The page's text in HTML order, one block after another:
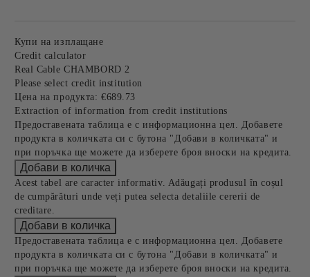
Купи на изплащане
Credit calculator
Real Cable CHAMBORD 2
Please select credit institution
Цена на продукта: €689.73
Extraction of information from credit institutions
Предоставената таблица е с информационна цел. Добавете
продукта в количката си с бутона "Добави в количката" и
при поръчка ще можете да изберете броя вноски на кредита.
Acest tabel are caracter informativ. Adăugați produsul în coșul
de cumpărături unde veți putea selecta detaliile cererii de
creditare.
Предоставената таблица е с информационна цел. Добавете
продукта в количката си с бутона "Добави в количката" и
при поръчка ще можете да изберете броя вноски на кредита.